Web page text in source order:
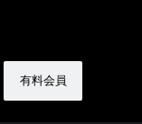
有料会員